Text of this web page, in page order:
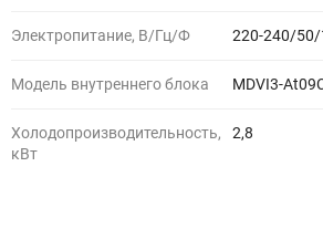
Электропитание, В/Гц/Ф 220-240/50/
Модель внутреннего блока MDVI3-
Холодопроизводительность,
кВт
2,8